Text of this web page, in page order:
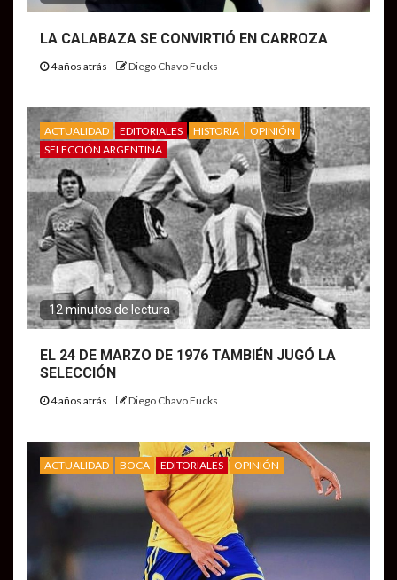
LA CALABAZA SE CONVIRTIÓ EN CARROZA
4 años atrás Diego Chavo Fucks
ACTUALIDAD EDITORIALES HISTORIA
OPINIÓN
SELECCIÓN ARGENTINA
12 minutos de lectura
EL 24 DE MARZO DE 1976 TAMBIÉN JUGÓ LA
SELECCIÓN
4 años atrás Diego Chavo Fucks
ACTUALIDAD BOCA EDITORIALES OPINIÓN